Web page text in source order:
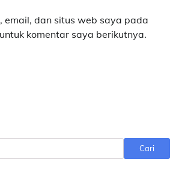
email, dan situs web saya pada
komentar saya berikutnya.
Cari